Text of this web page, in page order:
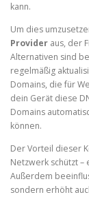
kann.
Um dies
Provider aus, der
Alternativen sind
regelmäßig
Domains, die für
dein Gerät diese
Domains
können.
Der Vorteil dieser
Netzwerk schützt –
Außerdem
sondern erhöht